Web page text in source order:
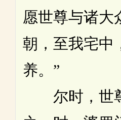
愿世尊与诸大
朝，至我宅中
养。”
尔时，世